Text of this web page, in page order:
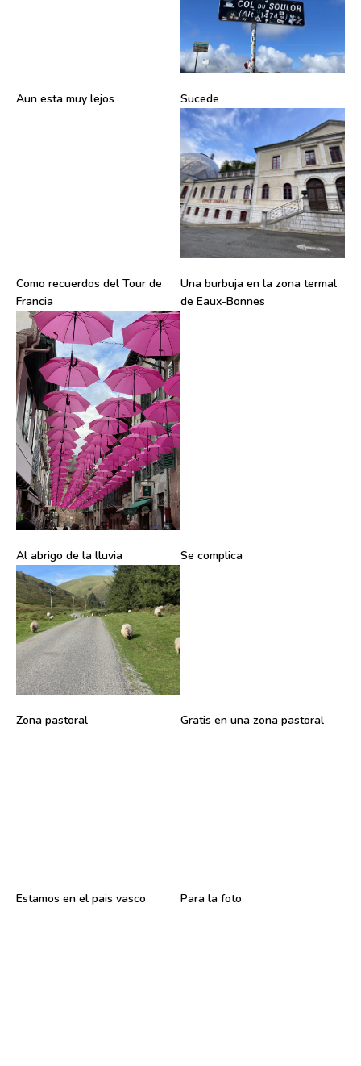
Aun esta muy lejos Sucede
Como recuerdos del Tour de
Francia
Una burbuja en la zona termal
de Eaux-Bonnes
Al abrigo de la lluvia Se complica
Zona pastoral Gratis en una zona pastoral
Estamos en el pais vasco Para la foto